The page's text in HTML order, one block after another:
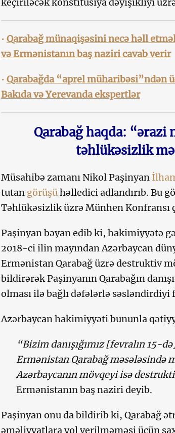
• Qarabağ münaqişəsini necə həll
və Ermənistanın baş naziri cavab verir
• Qarabağda “aprel müharibəsi”ndən
Bakıda və Yerevanda ekspertlər
Qarabağ haqda: “ərazi
təhlükəsizlik
Müsahibə zamanı Nikol Paşinyan
tutan görüşühəlledici adlandırıb. Bu
Təhlükəsizlik üzrə Münhen Konfransı
Paşinyan bəyan edib ki, hakimiyyətə
2018-ci ilin mayından Azərbaycan
Ermənistan Qarabağ üzrə destruktiv
bildirərək Paşinyanın Qarabağın
olması ilə bağlı dəfələrlə
Azərbaycan hakimiyyəti bununla
“Bizim danışığımız [fevralın 15-
Ermənistan Qarabağ məsələsində
Azərbaycanın mövqeyi isə
Ermənistanın baş naziri deyib.
Paşinyan onu da bildirib ki, Qarabağ
əməliyyatlara yol verilməməsi üçün